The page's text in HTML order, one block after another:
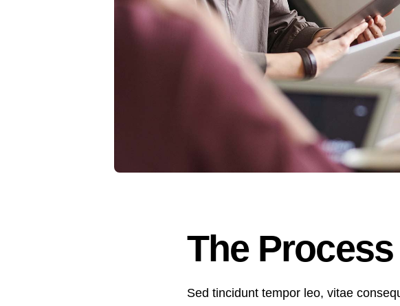
The Process
Sed tincidunt tempor leo, vitae